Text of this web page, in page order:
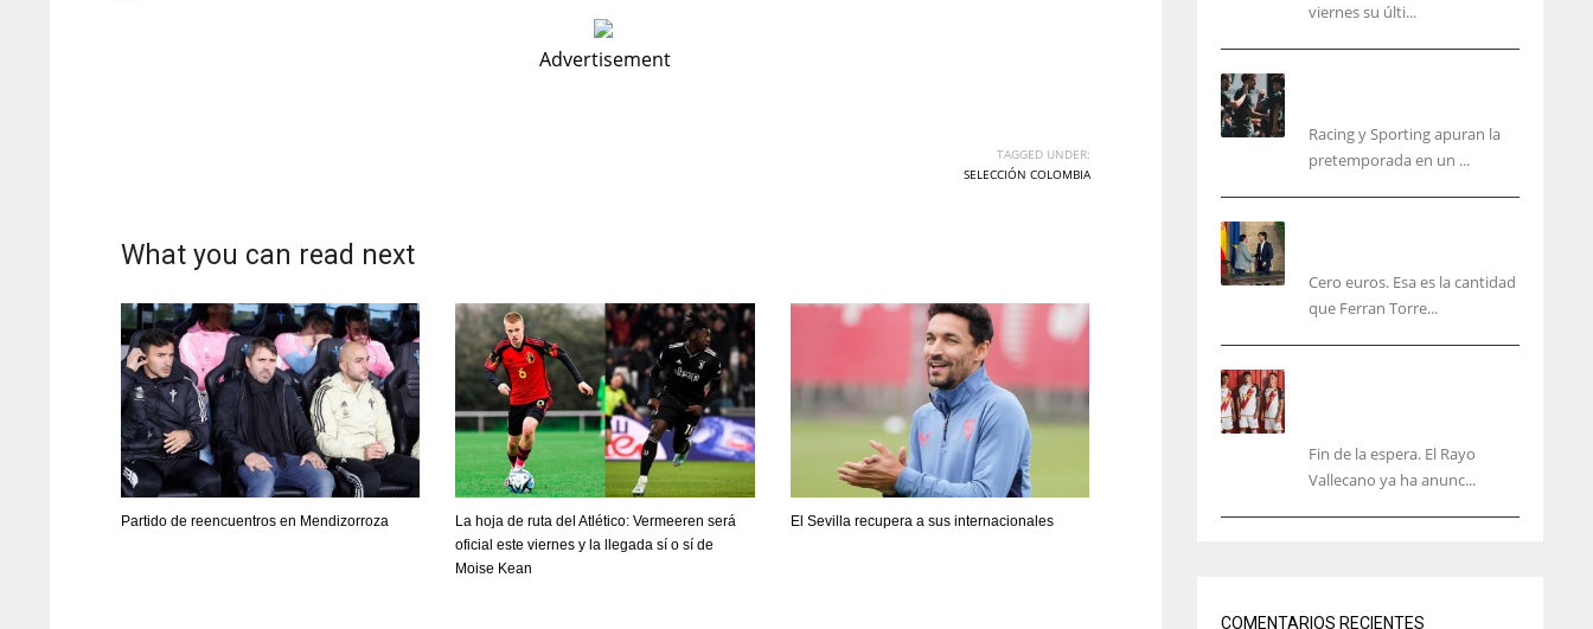
DEN
Advertisement
TAGGED UNDER:
SELECCIÓN COLOMBIA
What you can read next
Partido de reencuentros en Mendizorroza
La hoja de ruta del Atlético: Vermeeren será
oficial este viernes y la llegada sí o sí de
Moise Kean
El Sevilla recupera a sus internacionales
viernes su últi...
Racing y Sporting apuran la
pretemporada en un ...
Cero euros. Esa es la cantidad
que Ferran Torre...
Fin de la espera. El Rayo
Vallecano ya ha anunc...
COMENTARIOS RECIENTES